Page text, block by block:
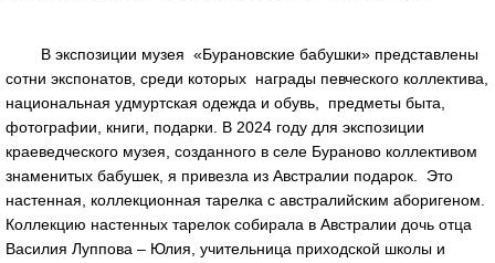
В экспозиции музея «Бурановские бабушки» представлены
сотни экспонатов, среди которых награды певческого коллектива,
национальная удмуртская одежда и обувь, предметы быта,
фотографии, книги, подарки. В 2024 году для экспозиции
краеведческого музея, созданного в селе Бураново коллективом
знаменитых бабушек, я привезла из Австралии подарок. Это
настенная, коллекционная тарелка с австралийским аборигеном.
Коллекцию настенных тарелок собирала в Австралии дочь отца
Василия Луппова – Юлия, учительница приходской школы и